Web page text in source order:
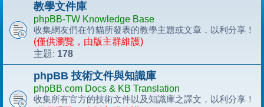
教學文件庫
phpBB-TW Knowledge Base
收集網友們在竹貓所發表的教學主題或文章，以利分享！
(僅供瀏覽，由版主群維護)
主題: 178
phpBB 技術文件與知識庫
phpBB.com Docs & KB Translation
收集所有官方的技術文件以及知識庫之譯文，以利分享！